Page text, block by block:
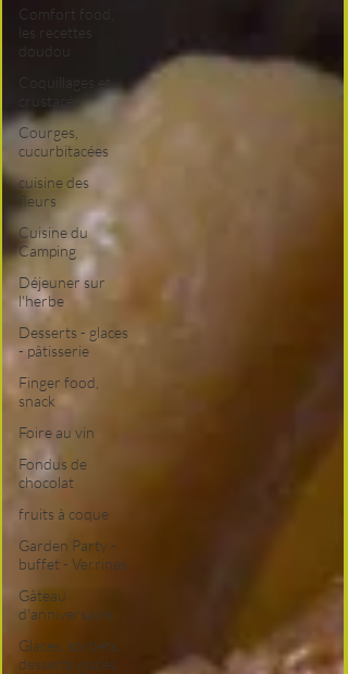
Comfort food,
les recettes
doudou
Coquillages et
crustacés
Courges,
cucurbitacées
cuisine des
fleurs
Cuisine du
Camping
Déjeuner sur
l'herbe
Desserts - glaces
- pâtisserie
Finger food,
snack
Foire au vin
Fondus de
chocolat
fruits à coque
Garden Party -
buffet - Verrines
Gâteau
d'anniversaire
Glaces, sorbets,
desserts glacés